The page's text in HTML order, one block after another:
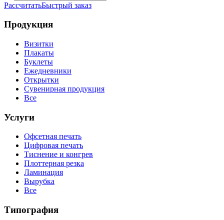
РассчитатьБыстрый заказ
Продукция
Визитки
Плакаты
Буклеты
Ежедневники
Открытки
Сувенирная продукция
Все
Услуги
Офсетная печать
Цифровая печать
Тиснение и конгрев
Плоттерная резка
Ламинация
Вырубка
Все
Типография